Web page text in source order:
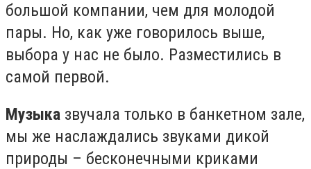
большой компании, чем для молодой
пары. Но, как уже говорилось выше,
выбора у нас не было. Разместились в
самой первой.
Музыка звучала только в банкетном зале,
мы же наслаждались звуками дикой
природы – бесконечными криками